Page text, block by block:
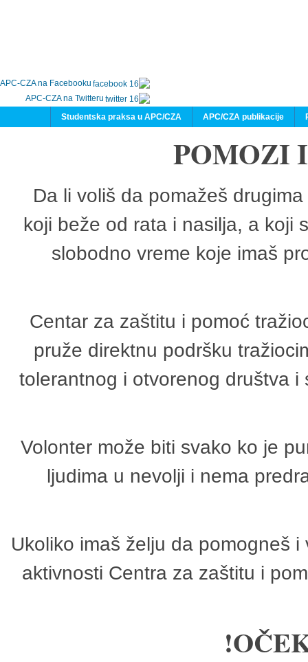
APC-CZA na Facebooku
APC-CZA na Twitteru
APC/CZA publikacije
Studentska praksa u APC/CZA
POMOZI
Da li voliš da pomažeš
koji beže od rata i nasilja, a koji
slobodno vreme koje imaš
Centar za zaštitu i pomoć
pruže direktnu podršku
tolerantnog i otvorenog društva
Volonter može biti svako ko je
ljudima u nevolji i nema
Ukoliko imaš želju da pomogneš
aktivnosti Centra za zaštitu i